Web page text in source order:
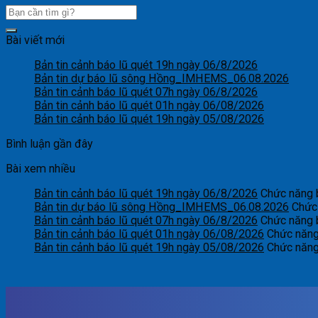
Bài viết mới
Bản tin cảnh báo lũ quét 19h ngày 06/8/2026
Bản tin dự báo lũ sông Hồng_IMHEMS_06.08.2026
Bản tin cảnh báo lũ quét 07h ngày 06/8/2026
Bản tin cảnh báo lũ quét 01h ngày 06/08/2026
Bản tin cảnh báo lũ quét 19h ngày 05/08/2026
Bình luận gần đây
Bài xem nhiều
Bản tin cảnh báo lũ quét 19h ngày 06/8/2026 Chức năng
Bản tin dự báo lũ sông Hồng_IMHEMS_06.08.2026
Bản tin cảnh báo lũ quét 07h ngày 06/8/2026 Chức năng
Bản tin cảnh báo lũ quét 01h ngày 06/08/2026 Chức
Bản tin cảnh báo lũ quét 19h ngày 05/08/2026 Chức